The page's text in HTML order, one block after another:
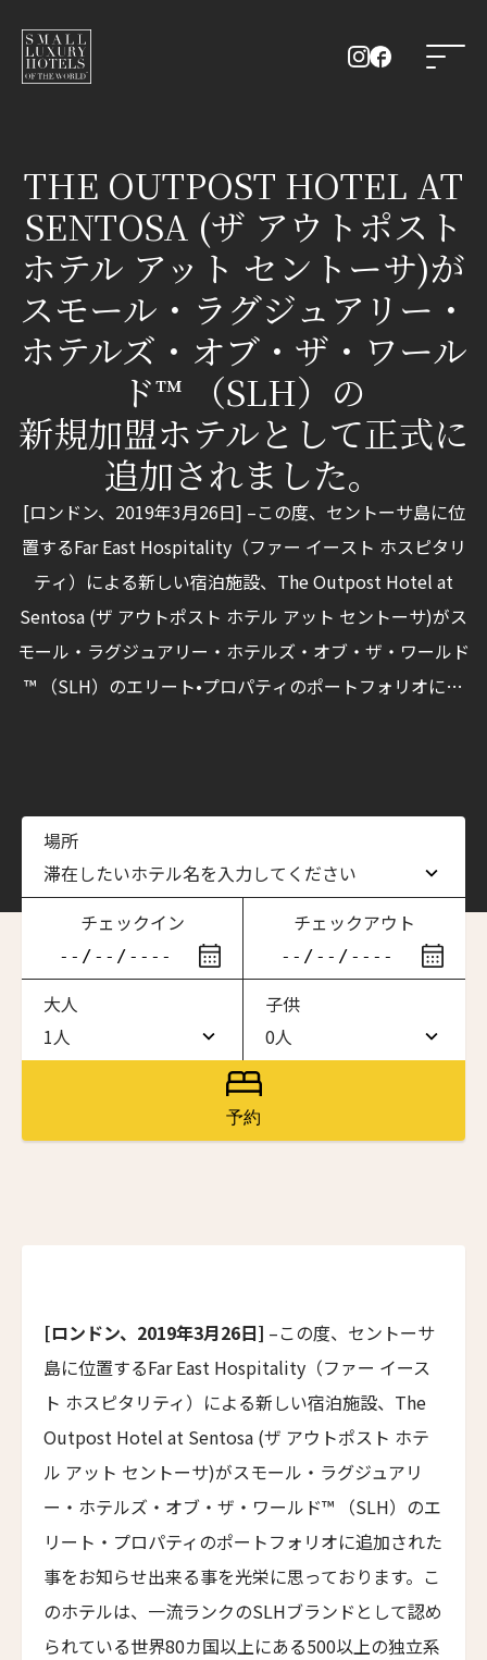
THE OUTPOST HOTEL AT
SENTOSA (ザ アウトポスト
ホテル アット セントーサ)が
スモール・ラグジュアリー・
ホテルズ・オブ・ザ・ワール
ド™ （SLH）の
新規加盟ホテルとして正式に
追加されました。
[ロンドン、2019年3月26日] –この度、セントーサ島に位
置するFar East Hospitality（ファー イースト ホスピタリ
ティ）による新しい宿泊施設、The Outpost Hotel at
Sentosa (ザ アウトポスト ホテル アット セントーサ)がス
モール・ラグジュアリー・ホテルズ・オブ・ザ・ワールド
™ （SLH）のエリート•プロパティのポートフォリオに追
ストに加わる事となりました。
場所
滞在したいホテル名を入力してください
滞在したいホテル名を入力してください
ワン・ジーティー・グランド・ケイマン
ONE GT Grand Cayman
ザ・キャベンディッシュ・ロンドン
ザ・バウアー
カステル・ボー・サイト
Castel Beau Site
ザ・グレース
The Grace
ムンドゥク・キャビンズ・バイ・デサ・ハイ
Munduk Cabins by Desa Hay
シーナ・ヴィラ・マティルデ
Sina Villa Matilde
ザボラ・エステート
Zabola Estate
チェックイン チェックアウト
大人
1人
1人
7人
8人
9人
11人
12人
13人
子供
0人
0人
7人
8人
9人
10人
11人
12人
予約
[ロンドン、2019年3月26日] –この度、セントーサ
島に位置するFar East Hospitality（ファー イース
ト ホスピタリティ）による新しい宿泊施設、The
Outpost Hotel at Sentosa (ザ アウトポスト ホテ
ル アット セントーサ)がスモール・ラグジュアリ
ー・ホテルズ・オブ・ザ・ワールド™ （SLH）のエ
リート・プロパティのポートフォリオに追加された
事をお知らせ出来る事を光栄に思っております。こ
のホテルは、一流ランクのSLHブランドとして認め
られている世界80カ国以上にある500以上の独立系